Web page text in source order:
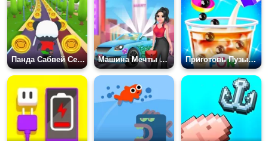
Панда Сабвей Серфер Машина Мечты Джули Приготовь Пузырьковый Чай